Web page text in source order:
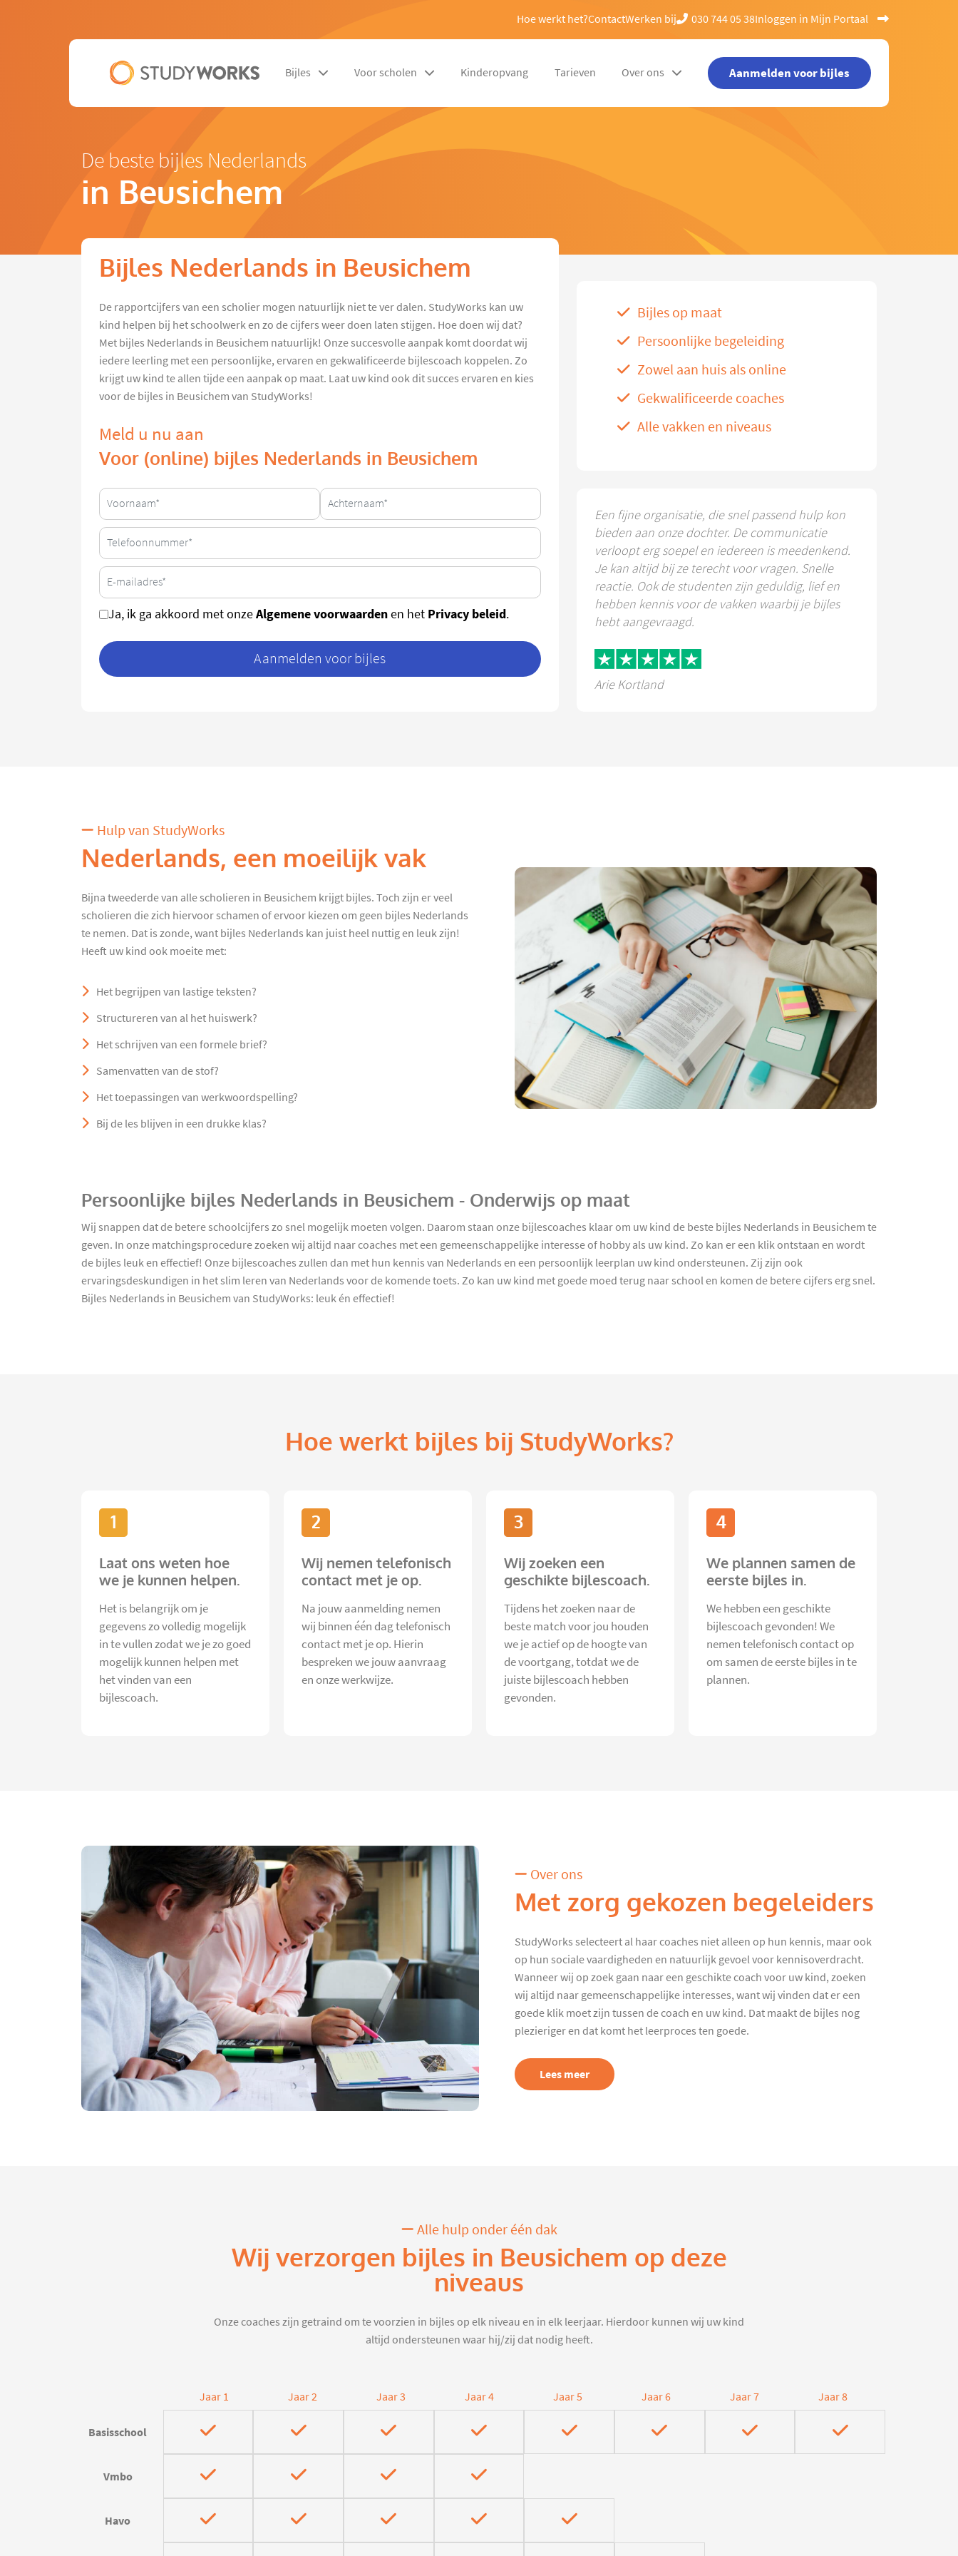
Hoe werkt het?ContactWerken bij 030 744 05 38Inloggen in Mijn Portaal
Bijles Voor scholen Kinderopvang Tarieven Over ons Aanmelden voor bijles
De beste bijles Nederlands
in Beusichem
Bijles Nederlands in Beusichem
De rapportcijfers van een scholier mogen natuurlijk niet te ver dalen. StudyWorks kan uw
kind helpen bij het schoolwerk en zo de cijfers weer doen laten stijgen. Hoe doen wij dat?
Met bijles Nederlands in Beusichem natuurlijk! Onze succesvolle aanpak komt doordat wij
iedere leerling met een persoonlijke, ervaren en gekwalificeerde bijlescoach koppelen. Zo
krijgt uw kind te allen tijde een aanpak op maat. Laat uw kind ook dit succes ervaren en kies
voor de bijles in Beusichem van StudyWorks!
Meld u nu aan
Voor (online) bijles Nederlands in Beusichem
Ja, ik ga akkoord met onzeAlgemene voorwaardenen het Privacy beleid.
Aanmelden voor bijles
Bijles op maat
Persoonlijke begeleiding
Zowel aan huis als online
Gekwalificeerde coaches
Alle vakken en niveaus
Een fijne organisatie, die snel passend hulp kon
bieden aan onze dochter. De communicatie
verloopt erg soepel en iedereen is meedenkend.
Je kan altijd bij ze terecht voor vragen. Snelle
reactie. Ook de studenten zijn geduldig, lief en
hebben kennis voor de vakken waarbij je bijles
hebt aangevraagd.
Arie Kortland
Hulp van StudyWorks
Nederlands, een moeilijk vak
Bijna tweederde van alle scholieren in Beusichem krijgt bijles. Toch zijn er veel
scholieren die zich hiervoor schamen of ervoor kiezen om geen bijles Nederlands
te nemen. Dat is zonde, want bijles Nederlands kan juist heel nuttig en leuk zijn!
Heeft uw kind ook moeite met:
Het begrijpen van lastige teksten?
Structureren van al het huiswerk?
Het schrijven van een formele brief?
Samenvatten van de stof?
Het toepassingen van werkwoordspelling?
Bij de les blijven in een drukke klas?
Persoonlijke bijles Nederlands in Beusichem - Onderwijs op maat
Wij snappen dat de betere schoolcijfers zo snel mogelijk moeten volgen. Daarom staan onze bijlescoaches klaar om uw kind de beste bijles Nederlands in Beusichem te
geven. In onze matchingsprocedure zoeken wij altijd naar coaches met een gemeenschappelijke interesse of hobby als uw kind. Zo kan er een klik ontstaan en wordt
de bijles leuk en effectief! Onze bijlescoaches zullen dan met hun kennis van Nederlands en een persoonlijk leerplan uw kind ondersteunen. Zij zijn ook
ervaringsdeskundigen in het slim leren van Nederlands voor de komende toets. Zo kan uw kind met goede moed terug naar school en komen de betere cijfers erg snel.
Bijles Nederlands in Beusichem van StudyWorks: leuk én effectief!
Hoe werkt bijles bij StudyWorks?
1
Laat ons weten hoe
we je kunnen helpen.
Het is belangrijk om je
gegevens zo volledig mogelijk
in te vullen zodat we je zo goed
mogelijk kunnen helpen met
het vinden van een
bijlescoach.
2
Wij nemen telefonisch
contact met je op.
Na jouw aanmelding nemen
wij binnen één dag telefonisch
contact met je op. Hierin
bespreken we jouw aanvraag
en onze werkwijze.
3
Wij zoeken een
geschikte bijlescoach.
Tijdens het zoeken naar de
beste match voor jou houden
we je actief op de hoogte van
de voortgang, totdat we de
juiste bijlescoach hebben
gevonden.
4
We plannen samen de
eerste bijles in.
We hebben een geschikte
bijlescoach gevonden! We
nemen telefonisch contact op
om samen de eerste bijles in te
plannen.
Over ons
Met zorg gekozen begeleiders
StudyWorks selecteert al haar coaches niet alleen op hun kennis, maar ook
op hun sociale vaardigheden en natuurlijk gevoel voor kennisoverdracht.
Wanneer wij op zoek gaan naar een geschikte coach voor uw kind, zoeken
wij altijd naar gemeenschappelijke interesses, want wij vinden dat er een
goede klik moet zijn tussen de coach en uw kind. Dat maakt de bijles nog
plezieriger en dat komt het leerproces ten goede.
Lees meer
Alle hulp onder één dak
Wij verzorgen bijles in Beusichem op deze
niveaus
Onze coaches zijn getraind om te voorzien in bijles op elk niveau en in elk leerjaar. Hierdoor kunnen wij uw kind
altijd ondersteunen waar hij/zij dat nodig heeft.
Jaar 1 Jaar 2 Jaar 3 Jaar 4 Jaar 5 Jaar 6 Jaar 7 Jaar 8
Basisschool
Vmbo
Havo